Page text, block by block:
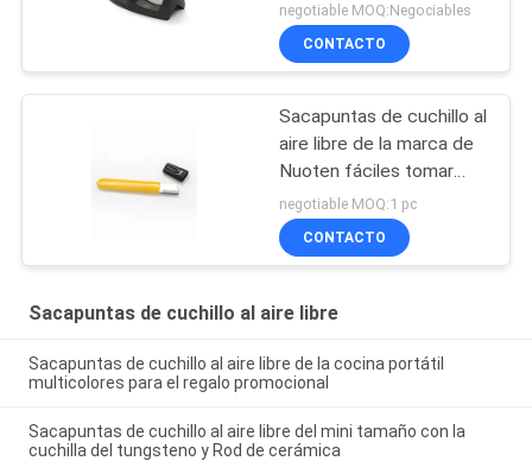
negotiable MOQ:Negociables
CONTACTO
Sacapuntas de cuchillo al
aire libre de la marca de
Nuoten fáciles tomar
con 105*12*5M M
tamaño pequeño
negotiable MOQ:1 pc
CONTACTO
Sacapuntas de cuchillo al aire libre
Sacapuntas de cuchillo al aire libre de la cocina portátil
multicolores para el regalo promocional
Sacapuntas de cuchillo al aire libre del mini tamaño con la
cuchilla del tungsteno y Rod de cerámica